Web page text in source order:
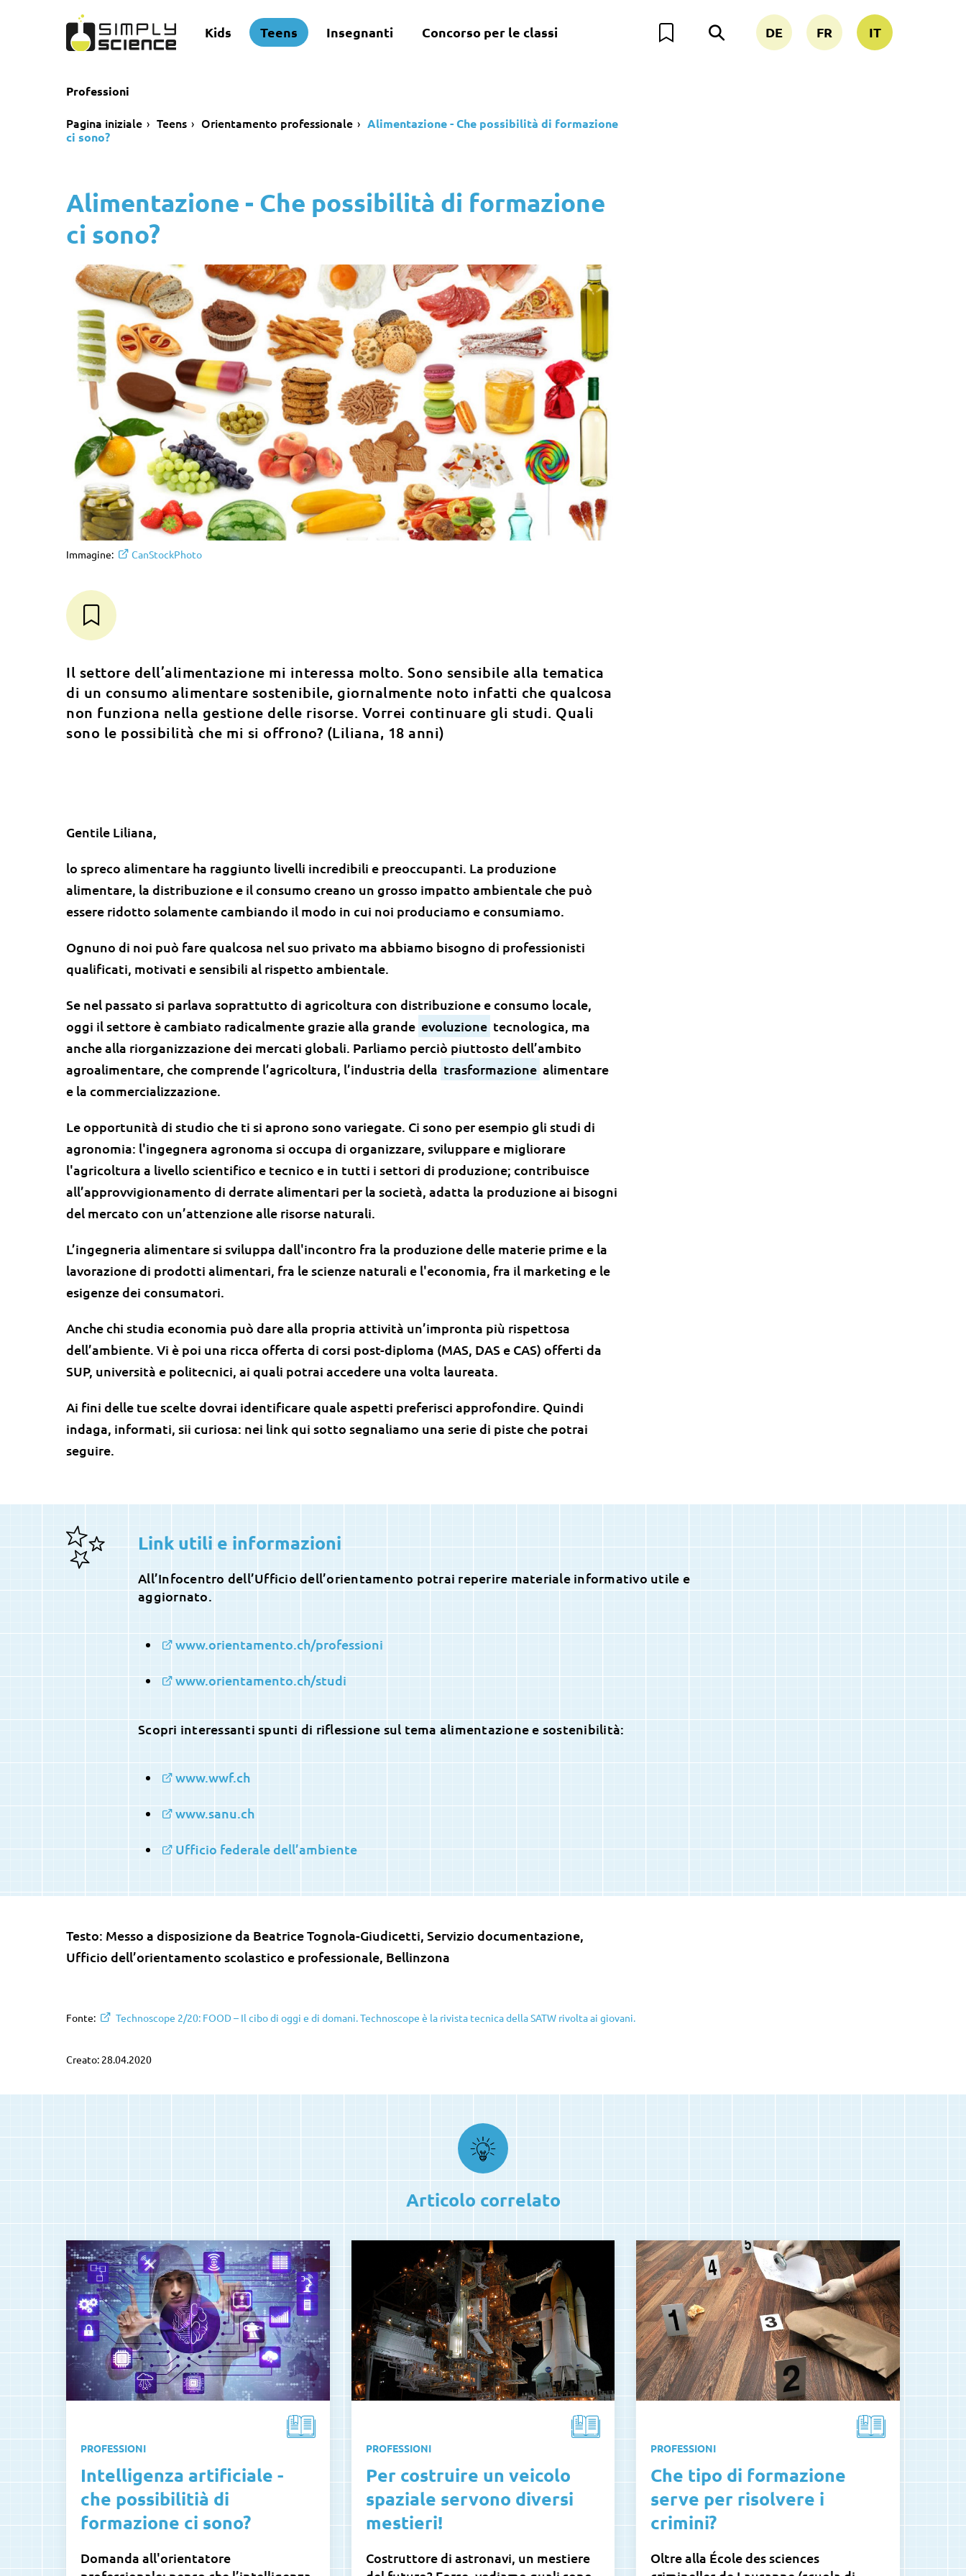
Kids Teens Insegnanti Concorso per le classi DE FR IT
Professioni
Pagina iniziale Teens Orientamento professionale
Alimentazione - Che possibilità di formazione
ci sono?
Alimentazione - Che possibilità di formazione
ci sono?
Immagine: CanStockPhoto
Il settore dell’alimentazione mi interessa molto. Sono sensibile alla tematica
di un consumo alimentare sostenibile, giornalmente noto infatti che qualcosa
non funziona nella gestione delle risorse. Vorrei continuare gli studi. Quali
sono le possibilità che mi si offrono? (Liliana, 18 anni)
Gentile Liliana,
lo spreco alimentare ha raggiunto livelli incredibili e preoccupanti. La produzione
alimentare, la distribuzione e il consumo creano un grosso impatto ambientale che può
essere ridotto solamente cambiando il modo in cui noi produciamo e consumiamo.
Ognuno di noi può fare qualcosa nel suo privato ma abbiamo bisogno di professionisti
qualificati, motivati e sensibili al rispetto ambientale.
Se nel passato si parlava soprattutto di agricoltura con distribuzione e consumo locale,
oggi il settore è cambiato radicalmente grazie alla grande evoluzione tecnologica, ma
anche alla riorganizzazione dei mercati globali. Parliamo perciò piuttosto dell’ambito
agroalimentare, che comprende l’agricoltura, l’industria della trasformazione alimentare
e la commercializzazione.
Le opportunità di studio che ti si aprono sono variegate. Ci sono per esempio gli studi di
agronomia: l'ingegnera agronoma si occupa di organizzare, sviluppare e migliorare
l'agricoltura a livello scientifico e tecnico e in tutti i settori di produzione; contribuisce
all’approvvigionamento di derrate alimentari per la società, adatta la produzione ai bisogni
del mercato con un’attenzione alle risorse naturali.
L’ingegneria alimentare si sviluppa dall'incontro fra la produzione delle materie prime e la
lavorazione di prodotti alimentari, fra le scienze naturali e l'economia, fra il marketing e le
esigenze dei consumatori.
Anche chi studia economia può dare alla propria attività un’impronta più rispettosa
dell’ambiente. Vi è poi una ricca offerta di corsi post-diploma (MAS, DAS e CAS) offerti da
SUP, università e politecnici, ai quali potrai accedere una volta laureata.
Ai fini delle tue scelte dovrai identificare quale aspetti preferisci approfondire. Quindi
indaga, informati, sii curiosa: nei link qui sotto segnaliamo una serie di piste che potrai
seguire.
Link utili e informazioni
All’Infocentro dell’Ufficio dell’orientamento potrai reperire materiale informativo utile e
aggiornato.
www.orientamento.ch/professioni
www.orientamento.ch/studi
Scopri interessanti spunti di riflessione sul tema alimentazione e sostenibilità:
www.wwf.ch
www.sanu.ch
Ufficio federale dell’ambiente
Testo: Messo a disposizione da Beatrice Tognola-Giudicetti, Servizio documentazione,
Ufficio dell’orientamento scolastico e professionale, Bellinzona
Fonte: Technoscope 2/20: FOOD – Il cibo di oggi e di domani. Technoscope è la rivista tecnica della SATW rivolta ai giovani.
Creato: 28.04.2020
Articolo correlato
PROFESSIONI
Intelligenza artificiale -
che possibilitià di
formazione ci sono?
Domanda all'orientatore
PROFESSIONI
Per costruire un veicolo
spaziale servono diversi
mestieri!
Costruttore di astronavi, un mestiere
PROFESSIONI
Che tipo di formazione
serve per risolvere i
crimini?
Oltre alla École des sciences